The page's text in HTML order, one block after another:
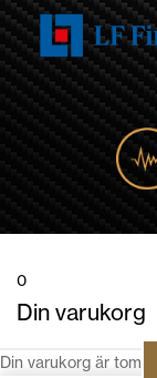
0
Din varukorg
Din varukorg är tom